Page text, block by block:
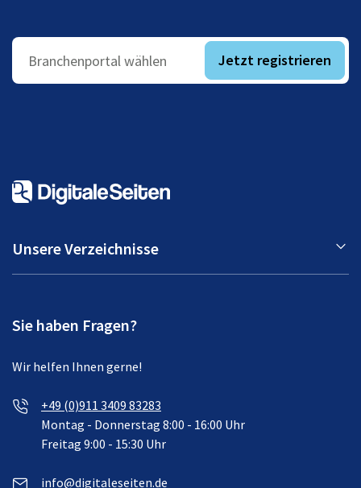
Branchenportal wählen Jetzt registrieren
Unsere Verzeichnisse
Sie haben Fragen?
Wir helfen Ihnen gerne!
+49 (0)911 3409 83283
Montag - Donnerstag 8:00 - 16:00 Uhr
Freitag 9:00 - 15:30 Uhr
info@digitaleseiten.de